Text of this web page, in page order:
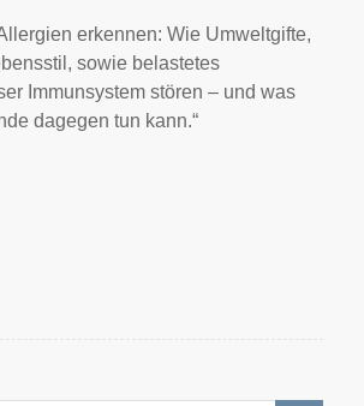
erkennen: Wie Umweltgifte,
sowie belastetes
Immunsystem stören – und was
dagegen tun kann.“